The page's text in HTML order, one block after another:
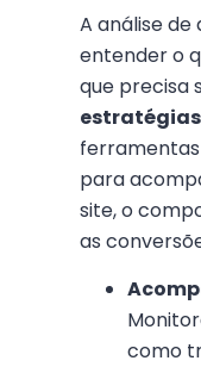
A análise
entender o
que precisa
para
site, o
as
como